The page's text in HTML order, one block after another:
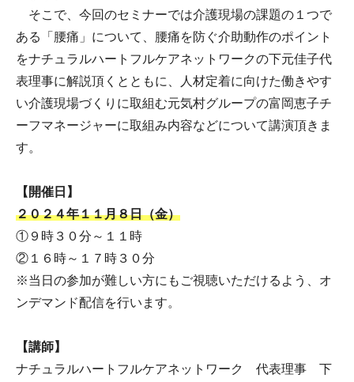
そこで、今回のセミナーでは介護現場の課題の１つで
ある「腰痛」について、腰痛を防ぐ介助動作のポイント
をナチュラルハートフルケアネットワークの下元佳子代
表理事に解説頂くとともに、人材定着に向けた働きやす
い介護現場づくりに取組む元気村グループの富岡恵子チ
ーフマネージャーに取組み内容などについて講演頂きま
す。
【開催日】
２０２４年１１月８日（金）
①９時３０分～１１時
②１６時～１７時３０分
※当日の参加が難しい方にもご視聴いただけるよう、オ
ンデマンド配信を行います。
【講師】
ナチュラルハートフルケアネットワーク 代表理事 下